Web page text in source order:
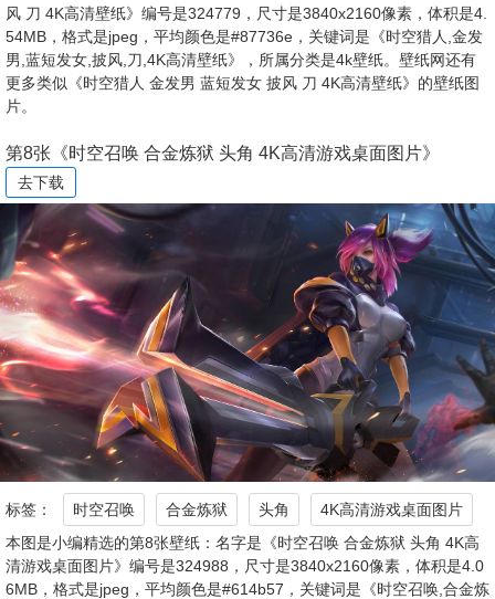
风 刀 4K高清壁纸》编号是324779，尺寸是3840x2160像素，体积是4.
54MB，格式是jpeg，平均颜色是#87736e，关键词是《时空猎人,金发
男,蓝短发女,披风,刀,4K高清壁纸》，所属分类是4k壁纸。壁纸网还有
更多类似《时空猎人 金发男 蓝短发女 披风 刀 4K高清壁纸》的壁纸图
片。
第8张《时空召唤 合金炼狱 头角 4K高清游戏桌面图片》
去下载
标签： 时空召唤 合金炼狱 头角
4K高清游戏桌面图片
本图是小编精选的第8张壁纸：名字是《时空召唤 合金炼狱 头角 4K高
清游戏桌面图片》编号是324988，尺寸是3840x2160像素，体积是4.0
6MB，格式是jpeg，平均颜色是#614b57，关键词是《时空召唤,合金炼